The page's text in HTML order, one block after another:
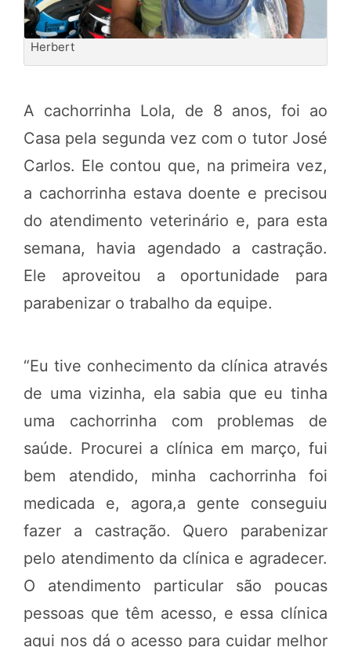
Herbert
A cachorrinha Lola, de 8 anos, foi ao
Casa pela segunda vez com o tutor José
Carlos. Ele contou que, na primeira vez,
a cachorrinha estava doente e precisou
do atendimento veterinário e, para esta
semana, havia agendado a castração.
Ele aproveitou a oportunidade para
parabenizar o trabalho da equipe.
“Eu tive conhecimento da clínica através
de uma vizinha, ela sabia que eu tinha
uma cachorrinha com problemas de
saúde. Procurei a clínica em março, fui
bem atendido, minha cachorrinha foi
medicada e, agora,a gente conseguiu
fazer a castração. Quero parabenizar
pelo atendimento da clínica e agradecer.
O atendimento particular são poucas
pessoas que têm acesso, e essa clínica
aqui nos dá o acesso para cuidar melhor